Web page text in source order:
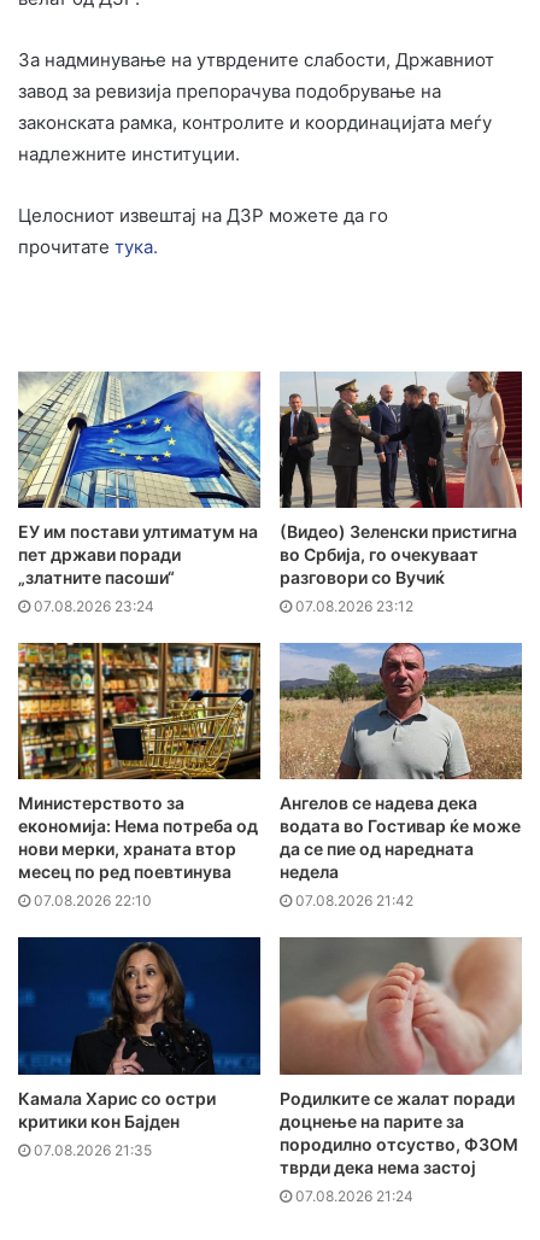
За надминување на утврдените слабости, Државниот
завод за ревизија препорачува подобрување на
законската рамка, контролите и координацијата меѓу
надлежните институции.
Целосниот извештај на ДЗР можете да го
прочитате тука.
ЕУ им постави ултиматум на
пет држави поради
„златните пасоши“
07.08.2026 23:24
(Видео) Зеленски пристигна
во Србија, го очекуваат
разговори со Вучиќ
07.08.2026 23:12
Министерството за
економија: Нема потреба од
нови мерки, храната втор
месец по ред поевтинува
07.08.2026 22:10
Ангелов се надева дека
водата во Гостивар ќе може
да се пие од наредната
недела
07.08.2026 21:42
Камала Харис со остри
критики кон Бајден
07.08.2026 21:35
Родилките се жалат поради
доцнење на парите за
породилно отсуство, ФЗОМ
тврди дека нема застој
07.08.2026 21:24